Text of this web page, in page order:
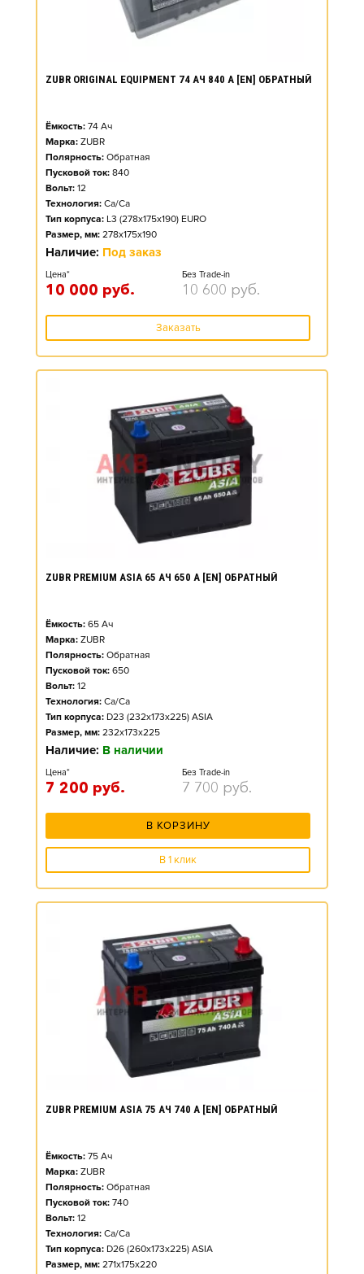
ZUBR ORIGINAL EQUIPMENT 74 АЧ 840 А [EN] ОБРАТНЫЙ
Ёмкость: 74 Ач
Марка: ZUBR
Полярность: Обратная
Пусковой ток: 840
Вольт: 12
Технология: Ca/Ca
Тип корпуса: L3 (278x175x190) EURO
Размер, мм: 278x175x190
Наличие: Под заказ
Цена*
10 000 руб.
Без Trade-in
10 600 руб.
Заказать
ZUBR PREMIUM ASIA 65 АЧ 650 А [EN] ОБРАТНЫЙ
Ёмкость: 65 Ач
Марка: ZUBR
Полярность: Обратная
Пусковой ток: 650
Вольт: 12
Технология: Ca/Ca
Тип корпуса: D23 (232x173x225) ASIA
Размер, мм: 232x173x225
Наличие: В наличии
Цена*
7 200 руб.
Без Trade-in
7 700 руб.
В КОРЗИНУ
В 1 клик
ZUBR PREMIUM ASIA 75 АЧ 740 А [EN] ОБРАТНЫЙ
Ёмкость: 75 Ач
Марка: ZUBR
Полярность: Обратная
Пусковой ток: 740
Вольт: 12
Технология: Ca/Ca
Тип корпуса: D26 (260x173x225) ASIA
Размер, мм: 271x175x220